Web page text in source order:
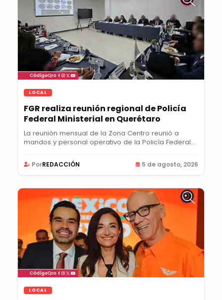
LOCAL
FGR realiza reunión regional de Policía
Federal Ministerial en Querétaro
La reunión mensual de la Zona Centro reunió a
mandos y personal operativo de la Policía Federal...
PorREDACCIÓN 5 de agosto, 2026
LOCAL